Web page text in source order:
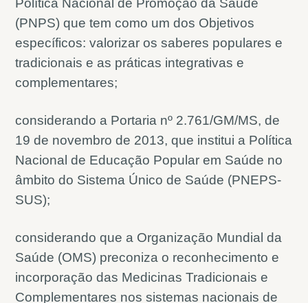
Política Nacional de Promoção da Saúde
(PNPS) que tem como um dos Objetivos
específicos: valorizar os saberes populares e
tradicionais e as práticas integrativas e
complementares;
considerando a Portaria nº 2.761/GM/MS, de
19 de novembro de 2013, que institui a Política
Nacional de Educação Popular em Saúde no
âmbito do Sistema Único de Saúde (PNEPS-
SUS);
considerando que a Organização Mundial da
Saúde (OMS) preconiza o reconhecimento e
incorporação das Medicinas Tradicionais e
Complementares nos sistemas nacionais de